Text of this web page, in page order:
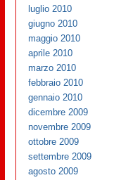
luglio 2010
giugno 2010
maggio 2010
aprile 2010
marzo 2010
febbraio 2010
gennaio 2010
dicembre 2009
novembre 2009
ottobre 2009
settembre 2009
agosto 2009